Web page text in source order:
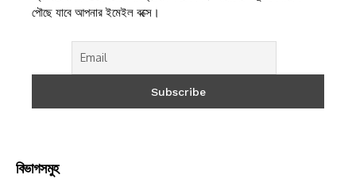
পৌছে যাবে আপনার ইমেইল বক্সে।
বিভাগসমুহ